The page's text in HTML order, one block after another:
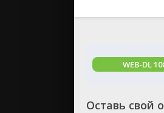
WEB-DL
Оставь свой